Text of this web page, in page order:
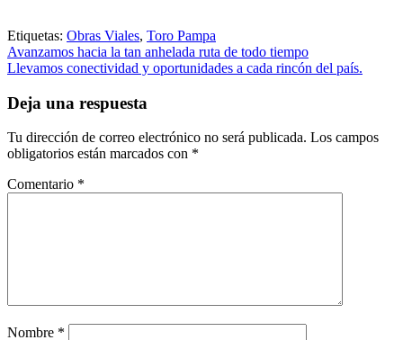
Etiquetas: Obras Viales, Toro Pampa
Navegación
de
entradas
Avanzamos hacia la tan anhelada ruta de todo tiempo
Llevamos conectividad y oportunidades a cada rincón del país.
Deja una respuesta
Tu dirección de correo electrónico no será publicada. Los campos
obligatorios están marcados con *
Comentario *
Nombre *